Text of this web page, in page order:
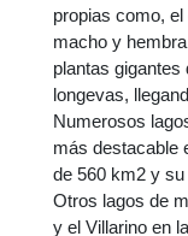
propias como,
macho y
plantas
longevas,
Numerosos
más destacable
de 560 km2 y
Otros lagos de
y el Villarino en